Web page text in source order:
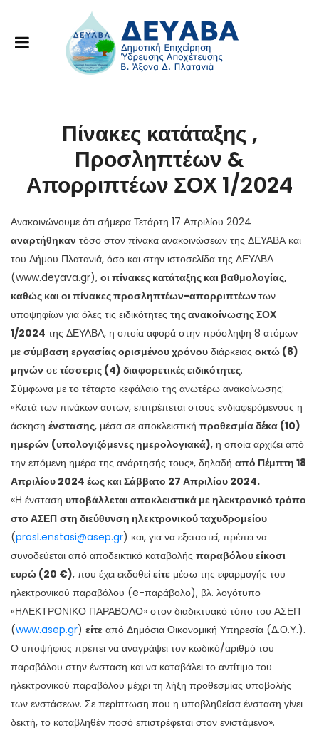
Πίνακες κατάταξης ,
Προσληπτέων &
Απορριπτέων ΣΟΧ 1/2024
Ανακοινώνουμε ότι σήμερα Τετάρτη 17 Απριλίου 2024
αναρτήθηκαν τόσο στον πίνακα ανακοινώσεων της ΔΕΥΑΒΑ και
του Δήμου Πλατανιά, όσο και στην ιστοσελίδα της ΔΕΥΑΒΑ
(www.deyava.gr), οι πίνακες κατάταξης και βαθμολογίας,
καθώς και οι πίνακες προσληπτέων-απορριπτέωντων
υποψηφίων για όλες τις ειδικότητες της ανακοίνωσης ΣΟΧ
1/2024 της ΔΕΥΑΒΑ, η οποία αφορά στην πρόσληψη 8 ατόμων
με σύμβαση εργασίας ορισμένου χρόνου διάρκειας οκτώ (8)
μηνών σε τέσσερις (4) διαφορετικές ειδικότητες.
Σύμφωνα με το τέταρτο κεφάλαιο της ανωτέρω ανακοίνωσης:
«Κατά των πινάκων αυτών, επιτρέπεται στους ενδιαφερόμενους η
άσκηση ένστασης, μέσα σε αποκλειστική προθεσμία δέκα (10)
ημερών (υπολογιζόμενες ημερολογιακά), η οποία αρχίζει από
την επόμενη ημέρα της ανάρτησής τους», δηλαδή από Πέμπτη 18
Απριλίου 2024 έως και Σάββατο 27 Απριλίου 2024.
«Η ένσταση υποβάλλεται αποκλειστικά με ηλεκτρονικό τρόπο
στο ΑΣΕΠ στη διεύθυνση ηλεκτρονικού ταχυδρομείου
(prosl.enstasi@asep.gr) και, για να εξεταστεί, πρέπει να
συνοδεύεται από αποδεικτικό καταβολής παραβόλου είκοσι
ευρώ (20 €), που έχει εκδοθεί είτε μέσω της εφαρμογής του
ηλεκτρονικού παραβόλου (e-παράβολο), βλ. λογότυπο
«ΗΛΕΚΤΡΟΝΙΚΟ ΠΑΡΑΒΟΛΟ» στον διαδικτυακό τόπο του ΑΣΕΠ
(www.asep.gr) είτε από Δημόσια Οικονομική Υπηρεσία (Δ.Ο.Υ.).
Ο υποψήφιος πρέπει να αναγράψει τον κωδικό/αριθμό του
παραβόλου στην ένσταση και να καταβάλει το αντίτιμο του
ηλεκτρονικού παραβόλου μέχρι τη λήξη προθεσμίας υποβολής
των ενστάσεων. Σε περίπτωση που η υποβληθείσα ένσταση γίνει
δεκτή, το καταβληθέν ποσό επιστρέφεται στον ενιστάμενο».